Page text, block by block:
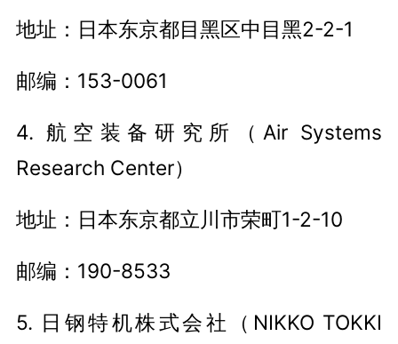
地址：日本东京都目黑区中目黑2-2-1
邮编：153-0061
4. 航空装备研究所（Air Systems
Research Center）
地址：日本东京都立川市荣町1-2-10
邮编：190-8533
5. 日钢特机株式会社（NIKKO TOKKI